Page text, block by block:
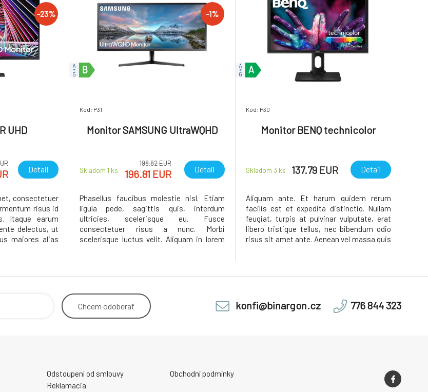
-23%
UHD
Detail
consectetuer
risus id
Itaque earum
delectus, ut
maiores alias
-1%
Kód: P31
Monitor SAMSUNG UltraWQHD
Skladom 1 ks
198.82 EUR
196.81 EUR Detail
Phasellus faucibus molestie nisl. Etiam
ligula pede, sagittis quis, interdum
ultricies, scelerisque eu. Fusce
consectetuer risus a nunc. Morbi
scelerisque luctus velit. Aliquam in lorem
Kód: P30
Monitor BENQ technicolor
Skladom 3 ks 137.79 EUR Detail
Aliquam ante. Et harum quidem rerum
facilis est et expedita distinctio. Nullam
feugiat, turpis at pulvinar vulputate, erat
libero tristique tellus, nec bibendum odio
risus sit amet ante. Aenean vel massa quis
Chcem odoberať konfi@binargon.cz 776 844 323
Odstoupení od smlouvy
Reklamacia
Obchodní podmínky